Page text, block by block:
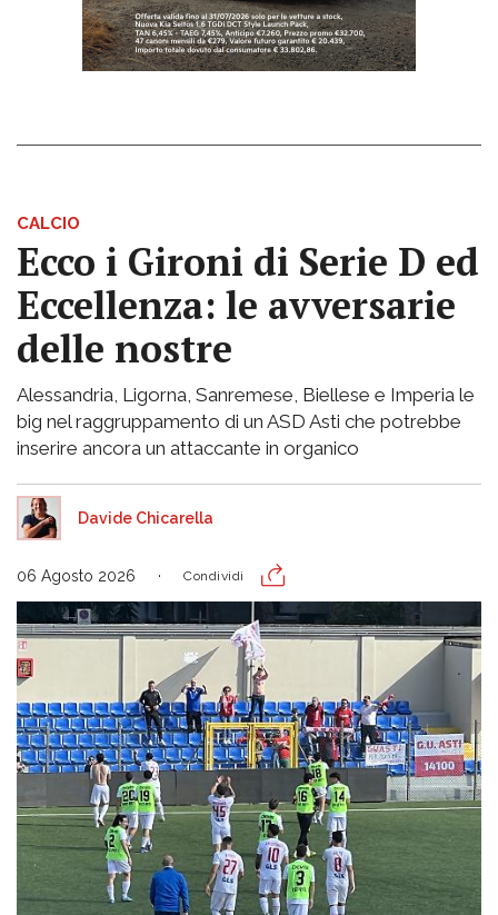
CALCIO
Ecco i Gironi di Serie D ed
Eccellenza: le avversarie
delle nostre
Alessandria, Ligorna, Sanremese, Biellese e Imperia le
big nel raggruppamento di un ASD Asti che potrebbe
inserire ancora un attaccante in organico
Davide Chicarella
06 Agosto 2026 Condividi